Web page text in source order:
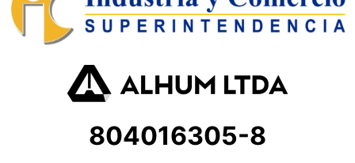
804016305-8